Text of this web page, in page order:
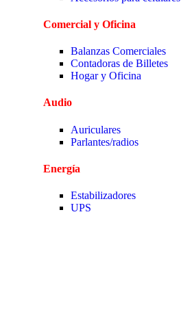
Comercial y Oficina
Balanzas Comerciales
Contadoras de Billetes
Hogar y Oficina
Audio
Auriculares
Parlantes/radios
Energía
Estabilizadores
UPS